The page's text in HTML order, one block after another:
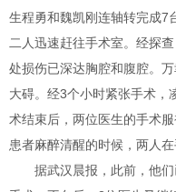
生程勇和魏凯刚连轴转完成7
二人迅速赶往手术室。经探
处损伤已深达胸腔和腹腔。
大碍。经3个小时紧张手术，
术结束后，两位医生的手术
患者麻醉清醒的时候，两人在
据武汉晨报，此前，他们